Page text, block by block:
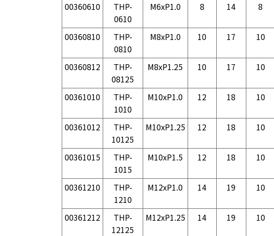
00360610
THP-
0610
M6xP1.0 8 14 8
00360810
THP-
0810
M8xP1.0 10 17 10
00360812
THP-
08125
M8xP1.25 10 17 10
00361010
THP-
1010
M10xP1.0 12 18 10
00361012
THP-
10125
M10xP1.25 12 18 10
00361015
THP-
1015
M10xP1.5 12 18 10
00361210
THP-
1210
M12xP1.0 14 19 10
00361212
THP-
12125
M12xP1.25 14 19 10